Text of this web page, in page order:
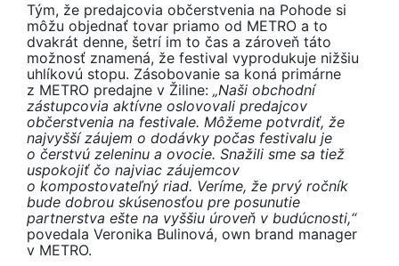
Tým, že predajcovia občerstvenia na Pohode si
môžu objednať tovar priamo od METRO a to
dvakrát denne, šetrí im to čas a zároveň táto
možnosť znamená, že festival vyprodukuje nižšiu
uhlíkovú stopu. Zásobovanie sa koná primárne
z METRO predajne v Žiline: „Naši obchodní
zástupcovia aktívne oslovovali predajcov
občerstvenia na festivale. Môžeme potvrdiť, že
najvyšší záujem o dodávky počas festivalu je
o čerstvú zeleninu a ovocie. Snažili sme sa tiež
uspokojiť čo najviac záujemcov
o kompostovateľný riad. Veríme, že prvý ročník
bude dobrou skúsenosťou pre posunutie
partnerstva ešte na vyššiu úroveň v budúcnosti,“
povedala Veronika Bulinová, own brand manager
v METRO.